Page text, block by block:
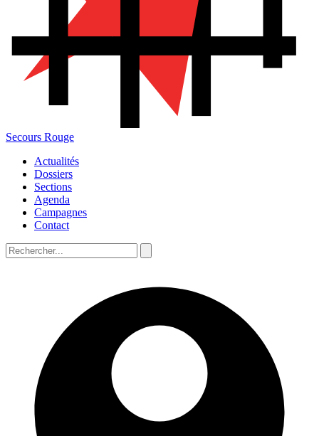
Secours Rouge
Actualités
Dossiers
Sections
Agenda
Campagnes
Contact